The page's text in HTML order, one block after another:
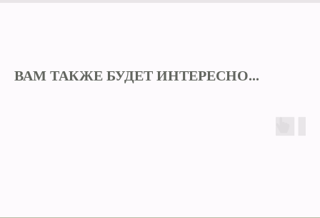
ВАМ ТАКЖЕ БУДЕТ ИНТЕРЕСНО...